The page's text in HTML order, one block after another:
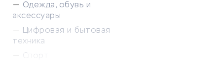
Одежда, обувь и
аксессуары
Цифровая и бытовая
техника